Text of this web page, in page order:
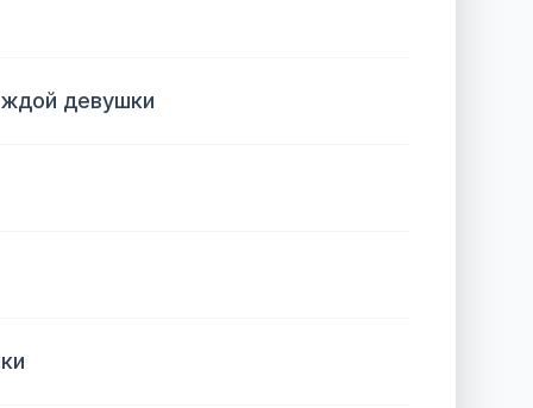
девушки